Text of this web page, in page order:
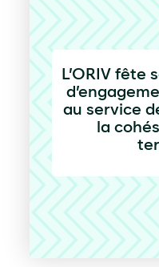
L’ORIV fête
au service
la